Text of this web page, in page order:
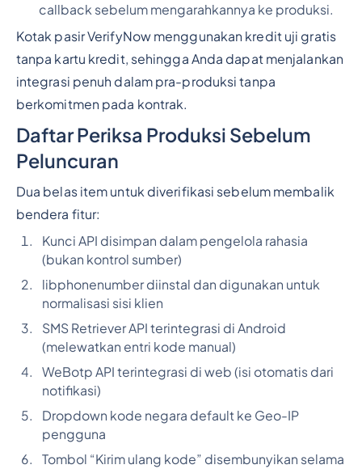
callback sebelum mengarahkannya ke produksi.
Kotak pasir VerifyNow menggunakan kredit uji gratis
tanpa kartu kredit, sehingga Anda dapat menjalankan
integrasi penuh dalam pra-produksi tanpa
berkomitmen pada kontrak.
Daftar Periksa Produksi Sebelum
Peluncuran
Dua belas item untuk diverifikasi sebelum membalik
bendera fitur:
Kunci API disimpan dalam pengelola rahasia
(bukan kontrol sumber)
libphonenumber diinstal dan digunakan untuk
normalisasi sisi klien
SMS Retriever API terintegrasi di Android
(melewatkan entri kode manual)
WeBotp API terintegrasi di web (isi otomatis dari
notifikasi)
Dropdown kode negara default ke Geo-IP
pengguna
Tombol “Kirim ulang kode” disembunyikan selama